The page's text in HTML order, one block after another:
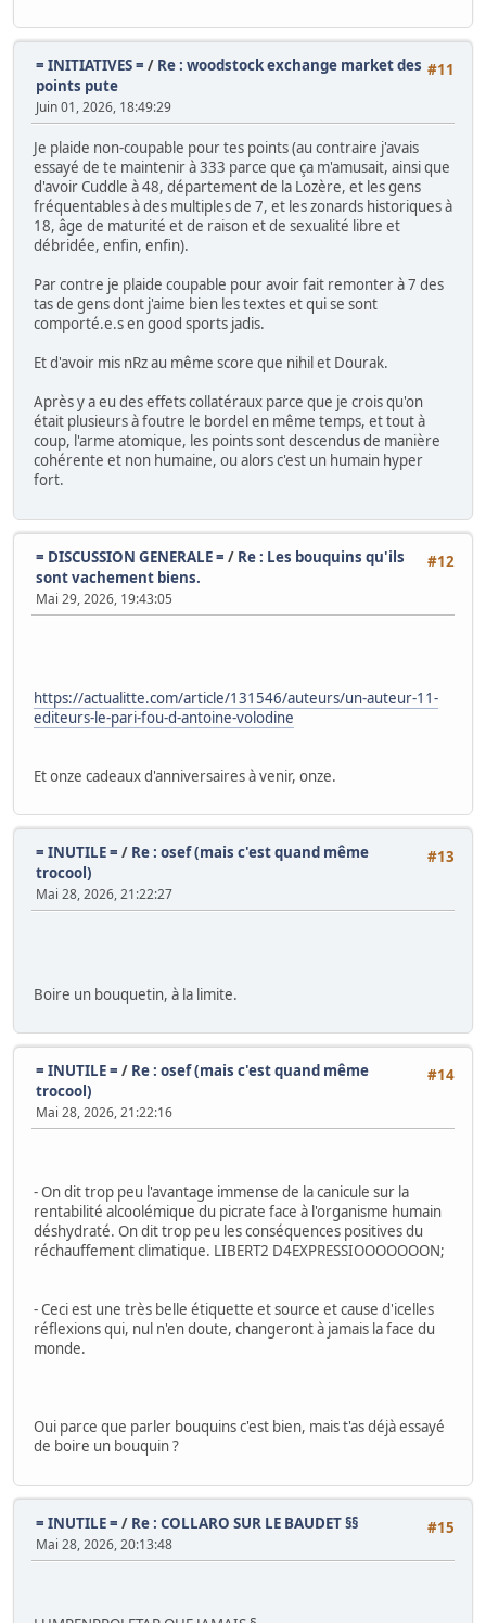
#11
= INITIATIVES = / Re : woodstock exchange market des
points pute
Juin 01, 2026, 18:49:29
Je plaide non-coupable pour tes points (au contraire j'avais
essayé de te maintenir à 333 parce que ça m'amusait, ainsi que
d'avoir Cuddle à 48, département de la Lozère, et les gens
fréquentables à des multiples de 7, et les zonards historiques à
18, âge de maturité et de raison et de sexualité libre et
débridée, enfin, enfin).
Par contre je plaide coupable pour avoir fait remonter à 7 des
tas de gens dont j'aime bien les textes et qui se sont
comporté.e.s en good sports jadis.
Et d'avoir mis nRz au même score que nihil et Dourak.
Après y a eu des effets collatéraux parce que je crois qu'on
était plusieurs à foutre le bordel en même temps, et tout à
coup, l'arme atomique, les points sont descendus de manière
cohérente et non humaine, ou alors c'est un humain hyper
fort.
#12
= DISCUSSION GENERALE = / Re : Les bouquins qu'ils
sont vachement biens.
Mai 29, 2026, 19:43:05
https://actualitte.com/article/131546/auteurs/un-auteur-11-
editeurs-le-pari-fou-d-antoine-volodine
Et onze cadeaux d'anniversaires à venir, onze.
#13
= INUTILE = / Re : osef (mais c'est quand même
trocool)
Mai 28, 2026, 21:22:27
Boire un bouquetin, à la limite.
#14
= INUTILE = / Re : osef (mais c'est quand même
trocool)
Mai 28, 2026, 21:22:16
- On dit trop peu l'avantage immense de la canicule sur la
rentabilité alcoolémique du picrate face à l'organisme humain
déshydraté. On dit trop peu les conséquences positives du
réchauffement climatique. LIBERT2 D4EXPRESSIOOOOOOON;
- Ceci est une très belle étiquette et source et cause d'icelles
réflexions qui, nul n'en doute, changeront à jamais la face du
monde.
Oui parce que parler bouquins c'est bien, mais t'as déjà essayé
de boire un bouquin ?
#15
= INUTILE = / Re : COLLARO SUR LE BAUDET §§
Mai 28, 2026, 20:13:48